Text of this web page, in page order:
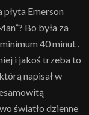
Emerson
Bo była za
40 minut .
i jakoś trzeba to
napisał w
światło dzienne